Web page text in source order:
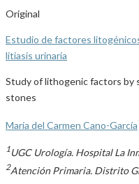
Original
Estudio de factores
litiasis urinaria
Study of lithogenic factors by
stones
María del Carmen Cano-García
1UGC Urología. Hospital La
2Atención Primaria. Distrito